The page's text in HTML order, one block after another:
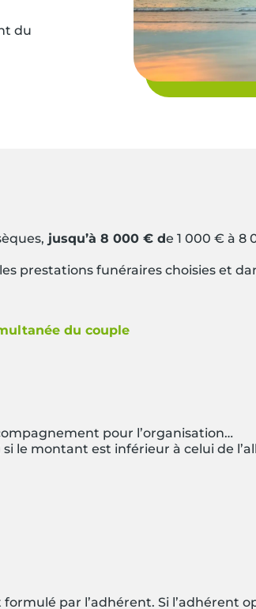
du
jusqu’à 8 000 € de 1 000 € à 8
prestations funéraires choisies et
du couple
pour l’organisation…
le montant est inférieur à celui de
par l’adhérent. Si l’adhérent